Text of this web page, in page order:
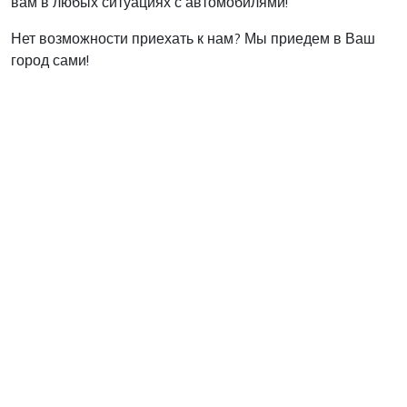
Нет возможности приехать к нам? Мы приедем в Ваш
город сами!